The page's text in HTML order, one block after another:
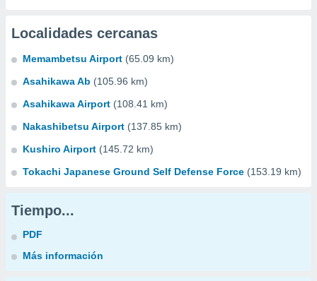
Localidades cercanas
Memambetsu Airport (65.09 km)
Asahikawa Ab (105.96 km)
Asahikawa Airport (108.41 km)
Nakashibetsu Airport (137.85 km)
Kushiro Airport (145.72 km)
Tokachi Japanese Ground Self Defense Force (153.19 km)
Tiempo...
PDF
Más información